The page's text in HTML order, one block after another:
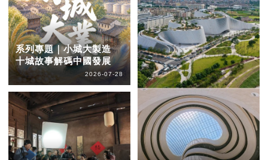
系列專題｜小城大製造
十城故事解碼中國發展
2026-07-28